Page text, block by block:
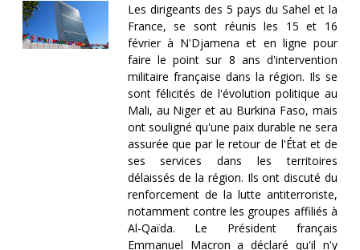
Les dirigeants des 5 pays du Sahel et la
France, se sont réunis les 15 et 16
février à N'Djamena et en ligne pour
faire le point sur 8 ans d'intervention
militaire française dans la région. Ils se
sont félicités de l'évolution politique au
Mali, au Niger et au Burkina Faso, mais
ont souligné qu'une paix durable ne sera
assurée que par le retour de l'État et de
ses services dans les territoires
délaissés de la région. Ils ont discuté du
renforcement de la lutte antiterroriste,
notamment contre les groupes affiliés à
Al-Qaïda. Le Président français
Emmanuel Macron a déclaré qu'il n'y